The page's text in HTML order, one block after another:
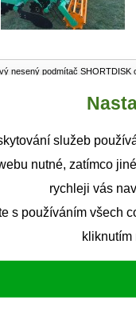
služeb
nutné, zatímco
rychleji vás
s používáním všech
kliknutím
nesený podmítač SHORTDISK
61 - z 374 [Celkem stránek:
5